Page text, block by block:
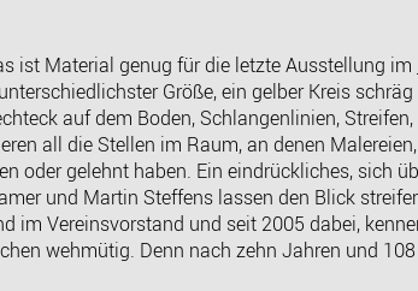
ist Material genug für die letzte Ausstellung im
Größe, ein gelber Kreis schräg
auf dem Boden, Schlangenlinien,
all die Stellen im Raum, an denen
oder gelehnt haben. Ein eindrückliches, sich
und Martin Steffens lassen den Blick
im Vereinsvorstand und seit 2005 dabei,
wehmütig. Denn nach zehn Jahren und